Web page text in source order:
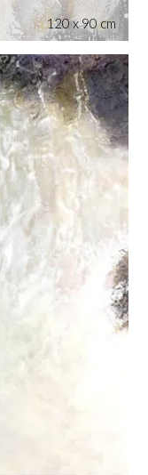
120 x 90 cm